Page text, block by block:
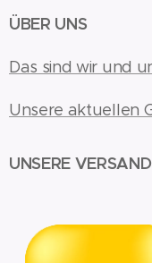
ÜBER UNS
Das sind wir und
Unsere aktuellen
UNSERE